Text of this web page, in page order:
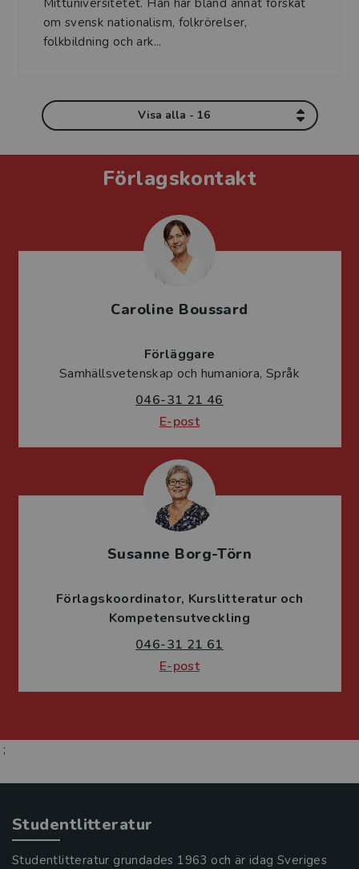
om svensk nationalism, folkrörelser,
folkbildning och ark...
Visa alla - 16
Förlagskontakt
Caroline Boussard
Förläggare
Samhällsvetenskap och humaniora, Språk
046-31 21 46
E-post
Susanne Borg-Törn
Förlagskoordinator Kurslitteratur och
Kompetensutveckling
046-31 21 61
E-post
;
Studentlitteratur
Studentlitteratur grundades 1963 och är idag Sveriges